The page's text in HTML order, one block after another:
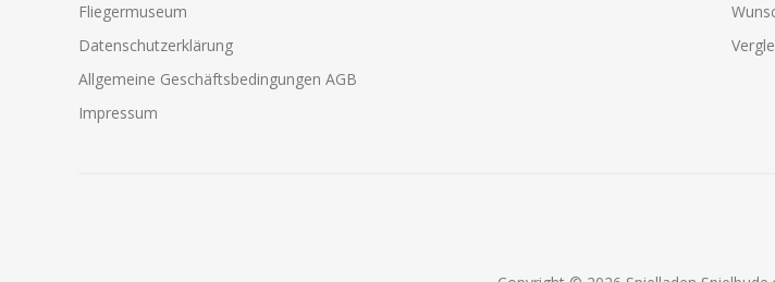
Fliegermuseum
Datenschutzerklärung
Allgemeine Geschäftsbedingungen AGB
Impressum